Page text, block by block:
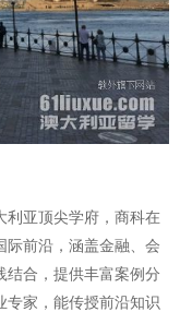
利亚顶尖学府，商科在
际前沿，涵盖金融、会
结合，提供丰富案例分
专家，能传授前沿知识